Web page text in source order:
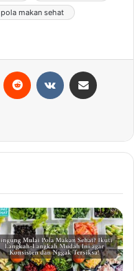
pola makan sehat